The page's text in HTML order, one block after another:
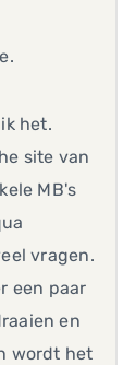
het.
site van
MB's
vragen.
een paar
en
wordt het